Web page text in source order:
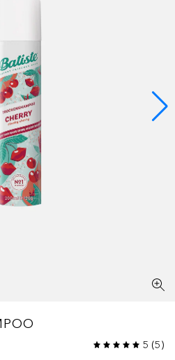
5 (5)